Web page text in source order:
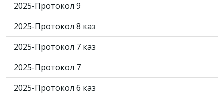
2025-Протокол 9
2025-Протокол 8 каз
2025-Протокол 7 каз
2025-Протокол 7
2025-Протокол 6 каз